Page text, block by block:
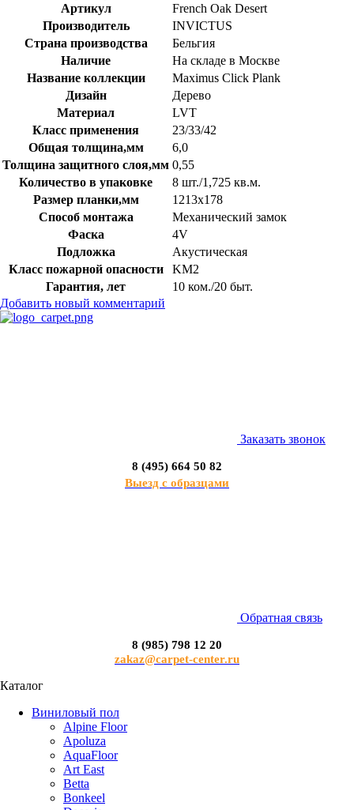
Артикул
French Oak Desert
Производитель
INVICTUS
Страна производства
Бельгия
Наличие
На складе в Москве
Название коллекции
Maximus Click Plank
Дизайн
Дерево
Материал
LVT
Класс применения
23/33/42
Общая толщина,мм
6,0
Толщина защитного слоя,мм 0,55
Количество в упаковке
8 шт./1,725 кв.м.
Размер планки,мм
1213х178
Способ монтажа
Механический замок
Фаска
4V
Подложка
Акустическая
Класс пожарной опасности
KM2
Гарантия, лет
10 ком./20 быт.
Добавить новый комментарий
Заказать звонок
8 (495) 664 50 82
Выезд с образцами
Обратная связь
8 (985) 798 12 20
zakaz@carpet-center.ru
Каталог
Виниловый пол
Alpine Floor
Apoluza
AquaFloor
Art East
Betta
Bonkeel